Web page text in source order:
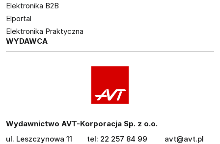
Elektronika B2B
Elportal
Elektronika Praktyczna
WYDAWCA
Wydawnictwo AVT-Korporacja Sp. z o.o.
ul. Leszczynowa 11
tel: 22 257 84 99
avt@avt.pl